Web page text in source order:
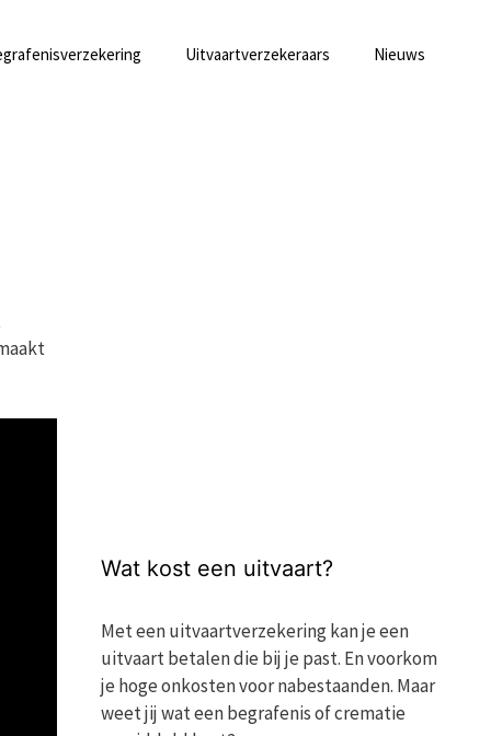
Uitvaartverzekeraars Nieuws
Wat kost een uitvaart?
Met een uitvaartverzekering kan je een
uitvaart betalen die bij je past. En voorkom
je hoge onkosten voor nabestaanden. Maar
weet jij wat een begrafenis of crematie